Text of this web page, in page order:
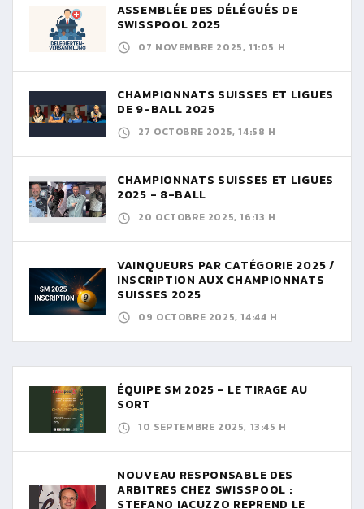
ASSEMBLÉE DES DÉLÉGUÉS DE
SWISSPOOL 2025
07 NOVEMBRE 2025, 11:05 H
CHAMPIONNATS SUISSES ET LIGUES
DE 9-BALL 2025
27 OCTOBRE 2025, 14:58 H
CHAMPIONNATS SUISSES ET LIGUES
2025 - 8-BALL
20 OCTOBRE 2025, 16:13 H
VAINQUEURS PAR CATÉGORIE 2025 /
INSCRIPTION AUX CHAMPIONNATS
SUISSES 2025
09 OCTOBRE 2025, 14:44 H
ÉQUIPE SM 2025 - LE TIRAGE AU
SORT
10 SEPTEMBRE 2025, 13:45 H
NOUVEAU RESPONSABLE DES
ARBITRES CHEZ SWISSPOOL :
STEFANO IACUZZO REPREND LE